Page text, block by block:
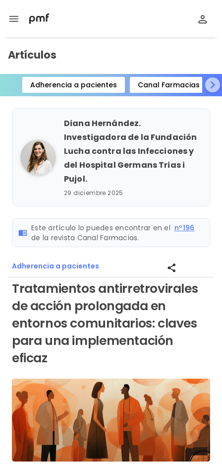
menu
Artículos
Adherencia a pacientes Canal Farmacias
Item
1
Diana Hernández.
Investigadora de la Fundación
Lucha contra las Infecciones y
del Hospital Germans Trias i
Pujol.
29 diciembre 2025
menu_book Este artículo lo puedes encontrar en el nº196
de la revista Canal Farmacias.
Adherencia a pacientes share
Tratamientos antirretrovirales
de acción prolongada en
entornos comunitarios: claves
para una implementación
eficaz